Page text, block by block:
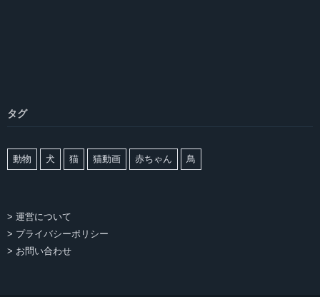
タグ
動物 犬 猫 猫動画 赤ちゃん 鳥
> 運営について
> プライバシーポリシー
> お問い合わせ